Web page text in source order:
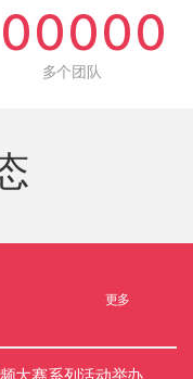
多个团队
更多
大赛系列活动举办